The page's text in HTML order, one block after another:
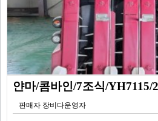
얀마/콤바인/7조식/YH7115/
판매자 장비다운영자